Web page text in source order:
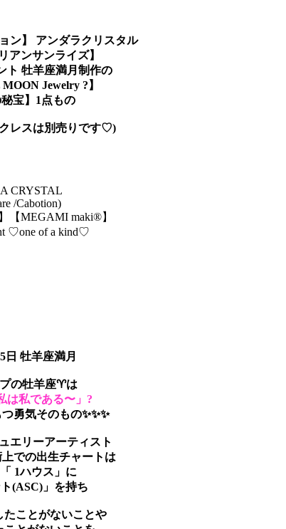
ン】 アンダラクリスタル
アンサンライズ】
ト 牡羊座満月制作の
Jewelry ?】
秘宝】1点もの
レスは別売りです♡)
CRYSTAL
/Cabotion)
【MEGAMI maki®︎】
♡one of a kind♡
日 牡羊座満月
の牡羊座♈️は
は私である〜」?
勇気そのもの✨✨✨
エリーアーティスト
での出生チャートは
1ハウス」に
ト(ASC)」を持ち
たことがないことや